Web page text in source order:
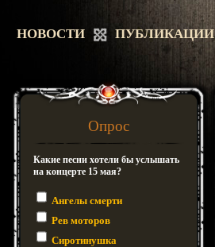
НОВОСТИ ПУБЛИКАЦИИ
Опрос
Какие песни хотели бы услышать
на концерте 15 мая?
Ангелы смерти
Рев моторов
Сиротинушка